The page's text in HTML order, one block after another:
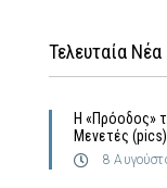
Τελευταία Νέα
Η «Πρόοδος»
Μενετές (pics)
8